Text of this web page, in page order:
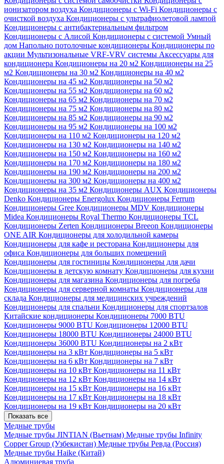
ионизатором воздуха Кондиционеры с Wi-Fi Кондиционеры с
очисткой воздуха Кондиционеры с ультрафиолетовой лампой
Кондиционеры с антибактериальным фильтром
Кондиционеры с Алисой Кондиционеры с системой Умный
дом Напольно потолочные кондиционеры Кондиционеры по
акции Мультизональные VRF-VRV системы Аксессуары для
кондиционера Кондиционеры на 20 м2 Кондиционеры на 25
м2 Кондиционеры на 30 м2 Кондиционеры на 40 м2
Кондиционеры на 45 м2 Кондиционеры на 50 м2
Кондиционеры на 55 м2 Кондиционеры на 60 м2
Кондиционеры на 65 м2 Кондиционеры на 70 м2
Кондиционеры на 75 м2 Кондиционеры на 80 м2
Кондиционеры на 85 м2 Кондиционеры на 90 м2
Кондиционеры на 95 м2 Кондиционеры на 100 м2
Кондиционеры на 110 м2 Кондиционеры на 120 м2
Кондиционеры на 130 м2 Кондиционеры на 140 м2
Кондиционеры на 150 м2 Кондиционеры на 160 м2
Кондиционеры на 170 м2 Кондиционеры на 180 м2
Кондиционеры на 190 м2 Кондиционеры на 200 м2
Кондиционеры на 300 м2 Кондиционеры на 400 м2
Кондиционеры на 35 м2 Кондиционеры AUX Кондиционеры
Denko Кондиционеры Energolux Кондиционеры Ferrum
Кондиционеры Gree Кондиционеры MDV Кондиционеры
Midea Кондиционеры Royal Thermo Кондиционеры TCL
Кондиционеры Zerten Кондиционеры Breeon Кондиционеры
ONE AIR Кондиционеры для холодильной камеры
Кондиционеры для кафе и ресторана Кондиционеры для
офиса Кондиционеры для больших помещений
Кондиционеры для гостиницы Кондиционеры для дачи
Кондиционеры в детскую комнату Кондиционеры для кухни
Кондиционеры для магазина Кондиционеры для погреба
Кондиционеры для серверной комнаты Кондиционеры для
склада Кондиционеры для медицинских учреждений
Кондиционеры для спальни Кондиционеры для спортзалов
Китайские кондиционеры Кондиционеры 7000 BTU
Кондиционеры 9000 BTU Кондиционеры 12000 BTU
Кондиционеры 18000 BTU Кондиционеры 24000 BTU
Кондиционеры 36000 BTU Кондиционеры на 2 кВт
Кондиционеры на 3 кВт Кондиционеры на 5 кВт
Кондиционеры на 6 кВт Кондиционеры на 7 кВт
Кондиционеры на 10 кВт Кондиционеры на 11 кВт
Кондиционеры на 12 кВт Кондиционеры на 14 кВт
Кондиционеры на 15 кВт Кондиционеры на 16 кВт
Кондиционеры на 17 кВт Кондиционеры на 18 кВт
Кондиционеры на 19 кВт Кондиционеры на 20 кВт
Показать все
Медные трубы
Медные трубы JINTIAN (Вьетнам) Медные трубы Infinity
Copper Group (Узбекистан) Медные трубы Ревда (Россия)
Медные трубы Haike (Китай)
Алюминиевая труба